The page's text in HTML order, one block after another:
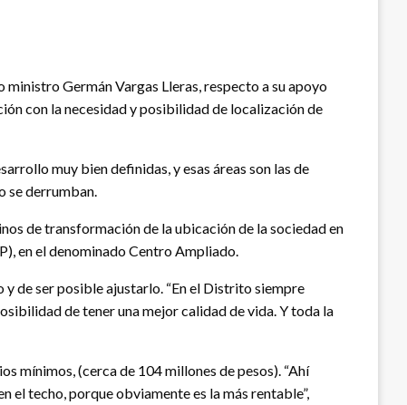
Germán Vargas Lleras, respecto a su apoyo
con la necesidad y posibilidad de localización de
muy bien definidas, y esas áreas son las de
se derrumban.
de transformación de la ubicación de la sociedad en
en el denominado Centro Ampliado.
de ser posible ajustarlo. “En el Distrito siempre
de tener una mejor calidad de vida. Y toda la
mínimos, (cerca de 104 millones de pesos). “Ahí
el techo, porque obviamente es la más rentable”,